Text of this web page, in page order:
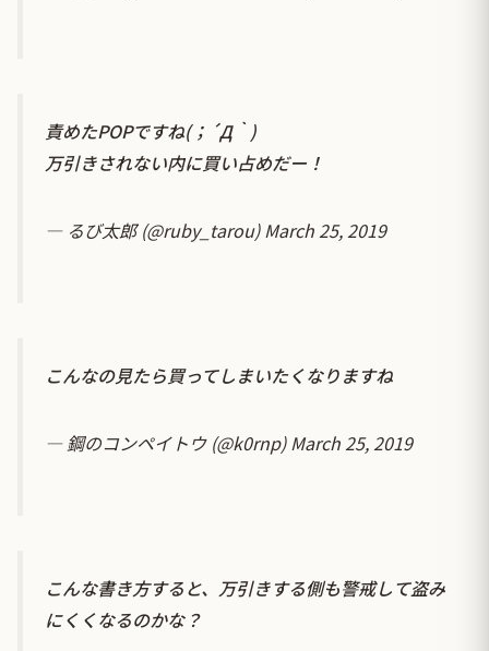
責めたPOPですね(；´Д｀)
万引きされない内に買い占めだー！
— るび太郎 (@ruby_tarou)March 25, 2019
こんなの見たら買ってしまいたくなりますね
— 鋼のコンペイトウ (@k0rnp)March 25, 2019
こんな書き方すると、万引きする側も警戒して盗み
にくくなるのかな？